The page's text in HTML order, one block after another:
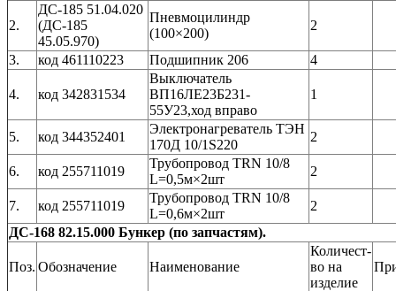
2.
ДС-185 51.04.020
(ДС-185
45.05.970)
Пневмоцилиндр
(100×200)
2
3. код 461110223 Подшипник 206 4
4. код 342831534
Выключатель
ВП16ЛЕ23Б231-
55У23,ход вправо
1
5. код 344352401
Электронагреватель ТЭН
170Д 10/1S220
2
6. код 255711019
Трубопровод TRN 10/8
L=0,5м×2шт
2
7. код 255711019
Трубопровод TRN 10/8
L=0,6м×2шт
2
ДС-168 82.15.000 Бункер (по запчастям).
Поз. Обозначение Наименование
Количест-
во на
изделие